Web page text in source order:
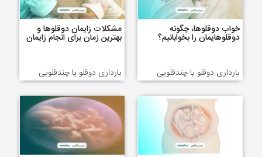
خواب دوقلوها، چگونه
دوقلوهایمان را بخوابانیم؟
بارداری دوقلو یا چندقلویی
مشکلات زایمان دوقلوها و
بهترین زمان برای انجام زایمان
بارداری دوقلو یا چندقلویی